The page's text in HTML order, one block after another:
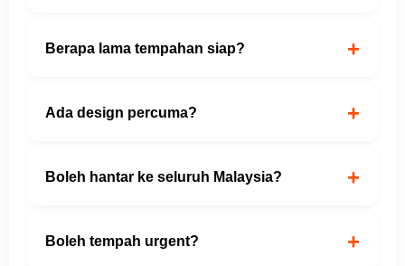
Berapa lama tempahan siap? +
Ada design percuma? +
Boleh hantar ke seluruh Malaysia? +
Boleh tempah urgent? +